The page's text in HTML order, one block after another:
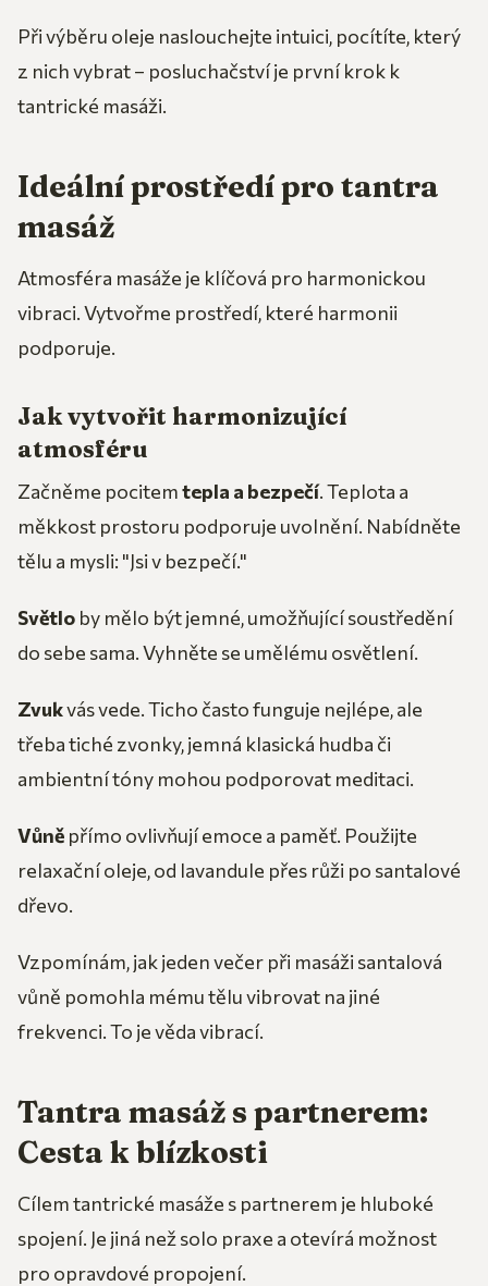
Při výběru oleje naslouchejte intuici, pocítíte, který
z nich vybrat – posluchačství je první krok k
tantrické masáži.
Ideální prostředí pro tantra
masáž
Atmosféra masáže je klíčová pro harmonickou
vibraci. Vytvořme prostředí, které harmonii
podporuje.
Jak vytvořit harmonizující
atmosféru
Začněme pocitemtepla a bezpečí. Teplota a
měkkost prostoru podporuje uvolnění. Nabídněte
tělu a mysli: "Jsi v bezpečí."
Světlo by mělo být jemné, umožňující soustředění
do sebe sama. Vyhněte se umělému osvětlení.
Zvukvás vede. Ticho často funguje nejlépe, ale
třeba tiché zvonky, jemná klasická hudba či
ambientní tóny mohou podporovat meditaci.
Vůně přímo ovlivňují emoce a paměť. Použijte
relaxační oleje, od lavandule přes růži po santalové
dřevo.
Vzpomínám, jak jeden večer při masáži santalová
vůně pomohla mému tělu vibrovat na jiné
frekvenci. To je věda vibrací.
Tantra masáž s partnerem:
Cesta k blízkosti
Cílem tantrické masáže s partnerem je hluboké
spojení. Je jiná než solo praxe a otevírá možnost
pro opravdové propojení.